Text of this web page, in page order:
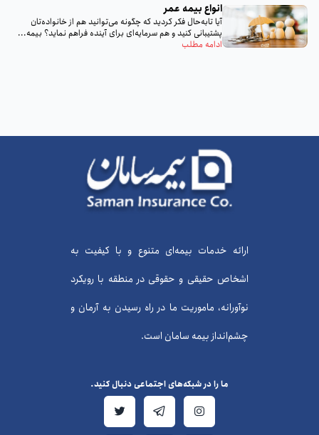
انواع بیمه عمر
آیا تا‌به‌حال فکر کردید که چگونه می‌توانید هم از خانواده‌تان
پشتیبانی کنید و هم سرمایه‌ای برای آینده فراهم نماید؟ بیمه...
ادامه مطلب
ارائه خدمات بیمه‌ای متنوع و با کیفیت به
اشخاص حقیقی و حقوقی در منطقه با رویکرد
نوآورانه، ماموریت ما در راه رسیدن به آرمان و
چشم‌انداز بیمه سامان است.
ما را در شبکه‌های اجتماعی دنبال کنید.